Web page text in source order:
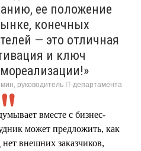
ее положение
конечных
— это отличная
и ключ
руководитель IT-департамента
вместе с бизнес-
может предложить, как
внешних заказчиков,